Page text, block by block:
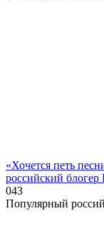
«Хочется петь
российский блогер
043
Популярный